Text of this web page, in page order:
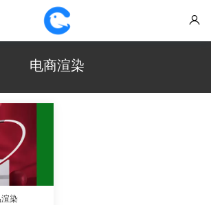
电商渲染
染